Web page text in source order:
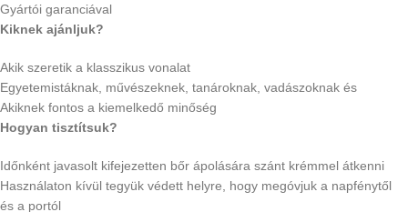
Gyártói garanciával
Kiknek ajánljuk?
Akik szeretik a klasszikus vonalat
Egyetemistáknak, művészeknek, tanároknak, vadászoknak és
Akiknek fontos a kiemelkedő minőség
Hogyan tisztítsuk?
Időnként javasolt kifejezetten bőr ápolására szánt krémmel átkenni
Használaton kívül tegyük védett helyre, hogy megóvjuk a napfénytől
és a portól